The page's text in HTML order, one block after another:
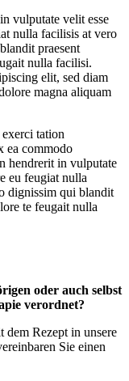
vulputate velit esse
nulla facilisis at vero
praesent
nulla facilisi.
elit, sed diam
magna aliquam
tation
ea commodo
hendrerit in vulputate
eu feugiat nulla
dignissim qui blandit
te feugait nulla
oder auch selbst
verordnet?
dem Rezept in unsere
Sie einen